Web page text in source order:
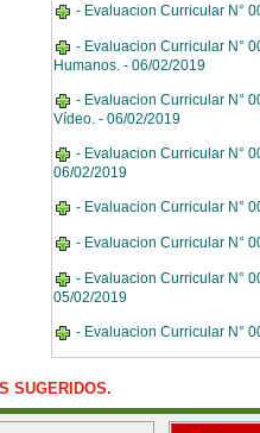
- Evaluacion Curricular N°
- Evaluacion Curricular N°
Humanos. - 06/02/2019
- Evaluacion Curricular N°
Vídeo. - 06/02/2019
- Evaluacion Curricular N°
06/02/2019
- Evaluacion Curricular N°
- Evaluacion Curricular N°
- Evaluacion Curricular N°
05/02/2019
- Evaluacion Curricular N°
SUGERIDOS.